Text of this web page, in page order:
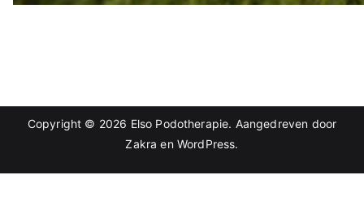
Copyright © 2026 Elso Podotherapie. Aangedreven door
Zakra en WordPress.